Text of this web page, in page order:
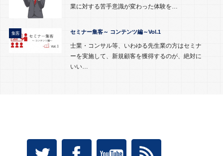
業に対する苦手意識が変わった体験を…
集客 セミナー集客～ コンテンツ編～Vol.1
士業・コンサル等、いわゆる先生業の方はセミナ
ーを実施して、新規顧客を獲得するのが、絶対に
いい…